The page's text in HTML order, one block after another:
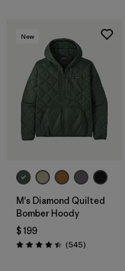
New
M's Diamond Quilted
Bomber Hoody
$ 199
Valoración: 4.4 / 5
(545Comentarios
)